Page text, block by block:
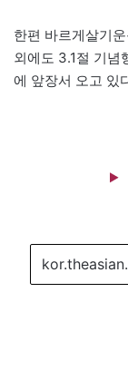
한편 바르게살기
외에도 3.1절 기념
에 앞장서 오고 있